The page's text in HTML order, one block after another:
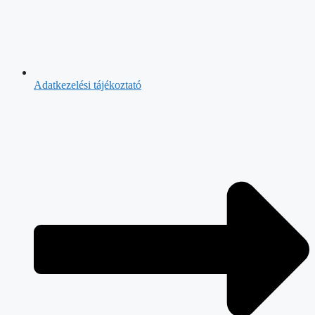
Adatkezelési tájékoztató